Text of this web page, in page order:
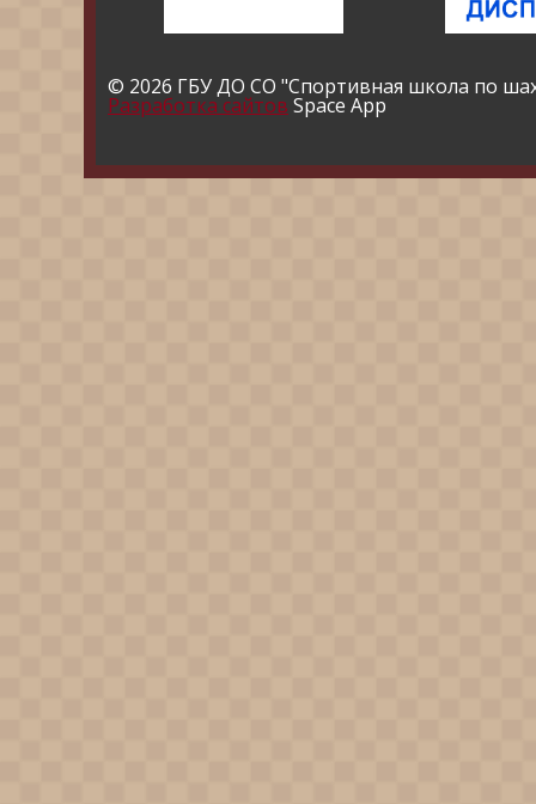
© 2026 ГБУ ДО СО "Спортивная школа по
Разработка сайтов Space App